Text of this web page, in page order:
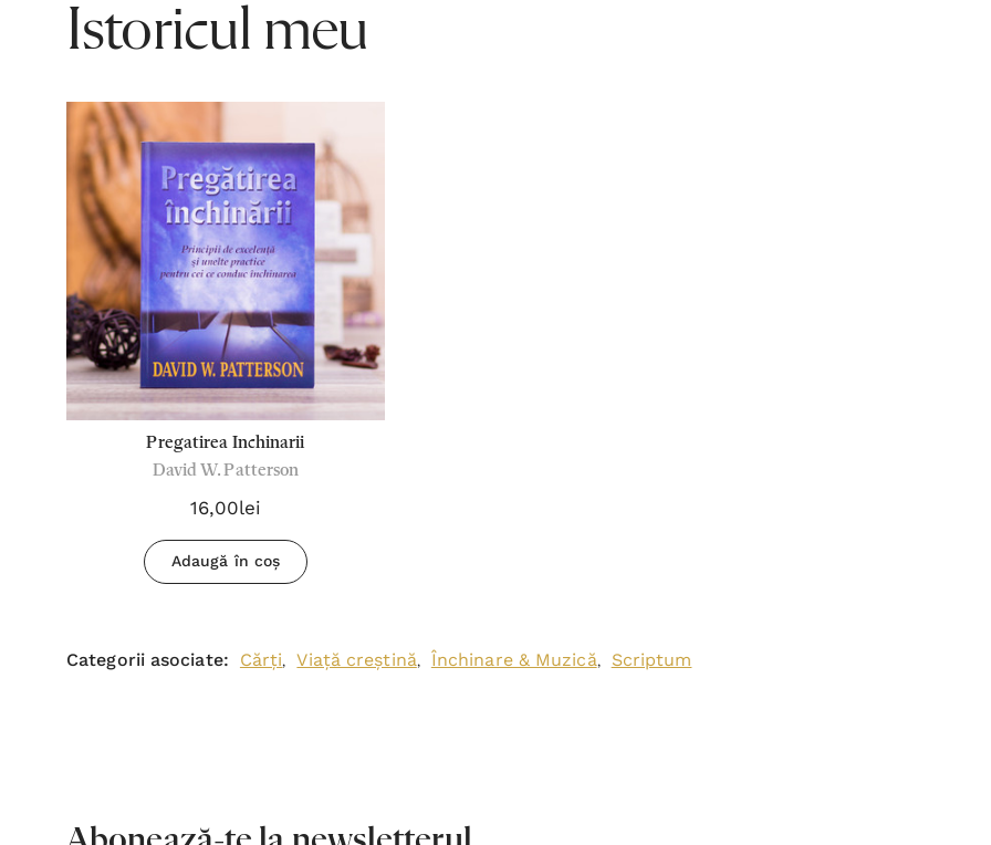
Istoricul meu
Pregatirea Inchinarii
David W. Patterson
16,00lei
Adaugă în coș
Categorii asociate: Cărți, Viață creștină, Închinare & Muzică, Scriptum